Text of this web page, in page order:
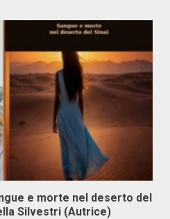
e morte nel deserto del
Silvestri (Autrice)